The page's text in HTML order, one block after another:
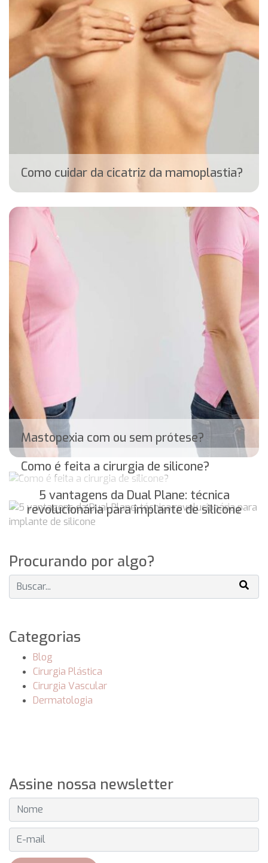
Como cuidar da cicatriz da mamoplastia?
Mastopexia com ou sem prótese?
Como é feita a cirurgia de silicone?
5 vantagens da Dual Plane: técnica
revolucionária para implante de silicone
Procurando por algo?
Categorias
Blog
Cirurgia Plástica
Cirurgia Vascular
Dermatologia
Assine nossa newsletter
E-MAIL